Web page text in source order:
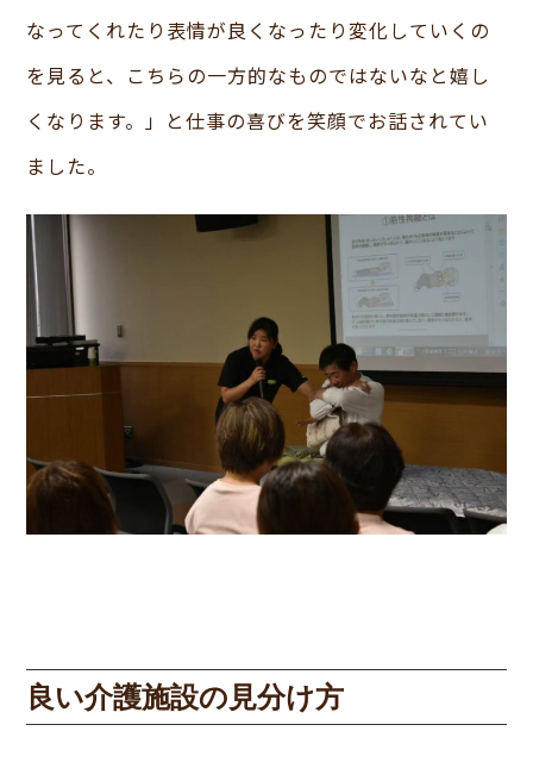
なってくれたり表情が良くなったり変化していくの
を見ると、こちらの一方的なものではないなと嬉し
くなります。」と仕事の喜びを笑顔でお話されてい
ました。
良い介護施設の見分け方